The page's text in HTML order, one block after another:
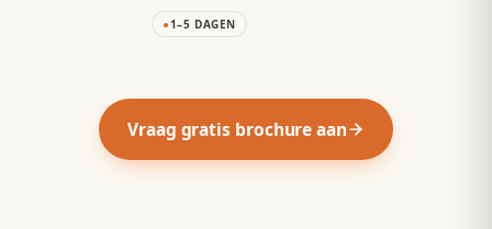
●1–5 DAGEN
Vraag gratis brochure aan